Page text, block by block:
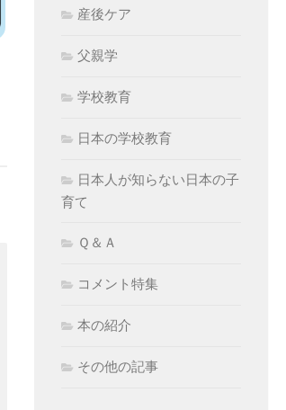
産後ケア
父親学
学校教育
日本の学校教育
日本人が知らない日本の子
育て
Ｑ＆Ａ
コメント特集
本の紹介
その他の記事